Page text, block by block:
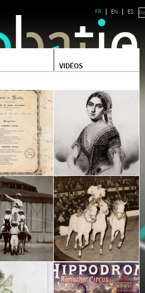
FR EN ES
VIDÉOS